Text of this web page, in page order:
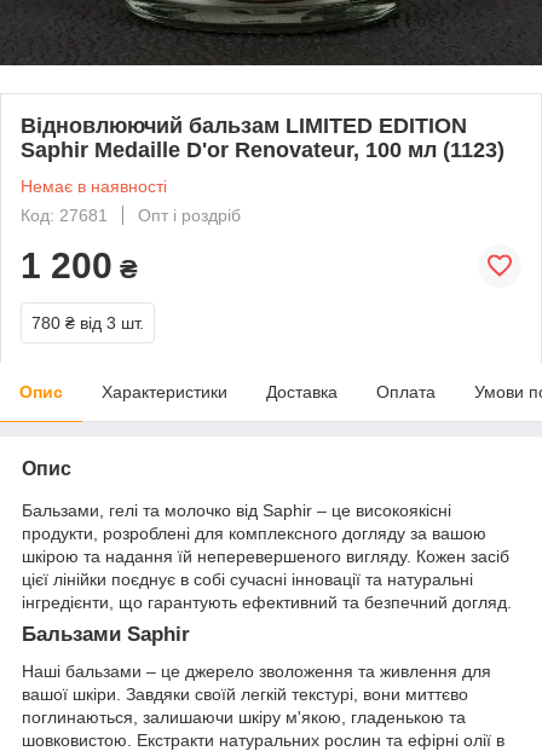
Відновлюючий бальзам LIMITED EDITION
Saphir Medaille D'or Renovateur, 100 мл (1123)
Немає в наявності
Код: 27681
Опт і роздріб
1 200 ₴
780 ₴ від 3 шт.
Опис Характеристики Доставка Оплата Умови
Опис
Бальзами, гелі та молочко від Saphir – це високоякісні
продукти, розроблені для комплексного догляду за вашою
шкірою та надання їй неперевершеного вигляду. Кожен засіб
цієї лінійки поєднує в собі сучасні інновації та натуральні
інгредієнти, що гарантують ефективний та безпечний догляд.
Бальзами Saphir
Наші бальзами – це джерело зволоження та живлення для
вашої шкіри. Завдяки своїй легкій текстурі, вони миттєво
поглинаються, залишаючи шкіру м'якою, гладенькою та
шовковистою. Екстракти натуральних рослин та ефірні олії в